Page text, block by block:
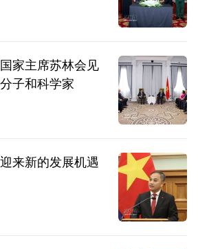
家主席苏林会见
子和科学家
来新的发展机遇